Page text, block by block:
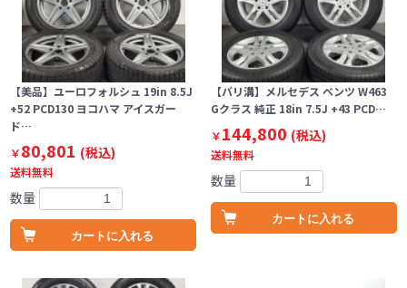
【美品】ユーロフォルシュ 19in 8.5J
+52 PCD130 ヨコハマ アイスガー
ド…
￥80,801 (税込)
送料無料
数量
カートに入れる
【バリ溝】メルセデス ベンツ W463
Gクラス 純正 18in 7.5J +43 PCD…
￥144,800 (税込)
送料無料
数量
カートに入れる